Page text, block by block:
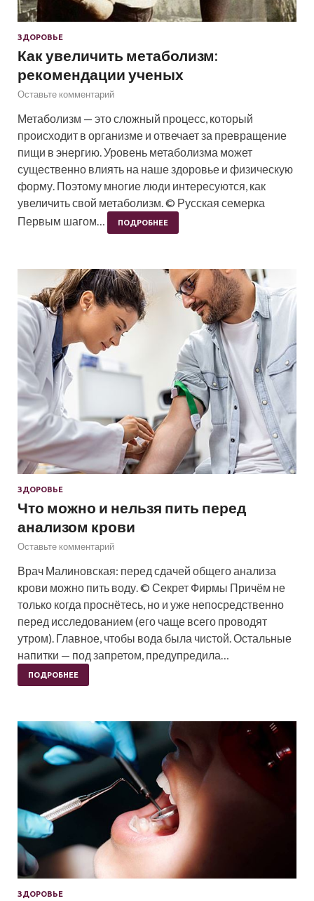
ЗДОРОВЬЕ
Как увеличить метаболизм:
рекомендации ученых
Оставьте комментарий
Метаболизм — это сложный процесс, который
происходит в организме и отвечает за превращение
пищи в энергию. Уровень метаболизма может
существенно влиять на наше здоровье и физическую
форму. Поэтому многие люди интересуются, как
увеличить свой метаболизм. © Русская семерка
Первым шагом…
ПОДРОБНЕЕ
ЗДОРОВЬЕ
Что можно и нельзя пить перед
анализом крови
Оставьте комментарий
Врач Малиновская: перед сдачей общего анализа
крови можно пить воду. © Секрет Фирмы Причём не
только когда проснётесь, но и уже непосредственно
перед исследованием (его чаще всего проводят
утром). Главное, чтобы вода была чистой. Остальные
напитки — под запретом, предупредила…
ПОДРОБНЕЕ
ЗДОРОВЬЕ